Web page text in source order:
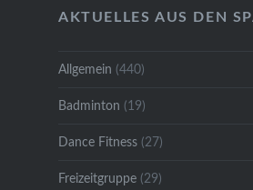
AKTUELLES AUS DEN
Allgemein (440)
Badminton (19)
Dance Fitness(27)
Freizeitgruppe(29)